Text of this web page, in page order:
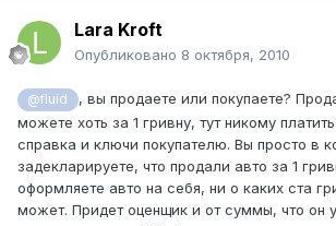
Lara Kroft
Опубликовано 8 октября, 2010
@fluid
, вы продаете или покупаете?
можете хоть за 1 гривну, тут никому
справка и ключи покупателю. Вы просто в
задекларируете, что продали авто за 1
оформляете авто на себя, ни о каких ста
может. Придет оценщик и от суммы, что он